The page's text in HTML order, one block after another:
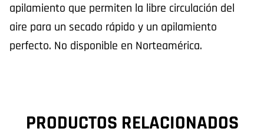
apilamiento que permiten la libre circulación del
aire para un secado rápido y un apilamiento
perfecto. No disponible en Norteamérica.
PRODUCTOS RELACIONADOS